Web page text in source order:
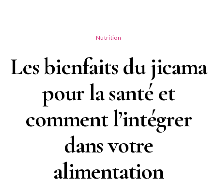
Nutrition
Les bienfaits du jicama
pour la santé et
comment l’intégrer
dans votre
alimentation